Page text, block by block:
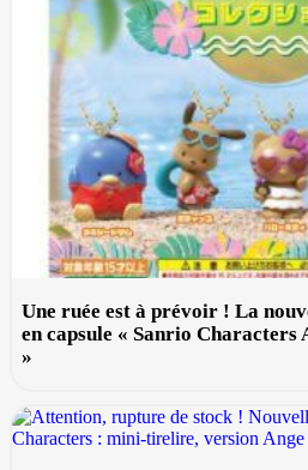
Une ruée est à prévoir ! La
en capsule « Sanrio Characters
»